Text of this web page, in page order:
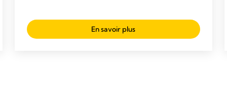
étoiles.
27
En savoir plus